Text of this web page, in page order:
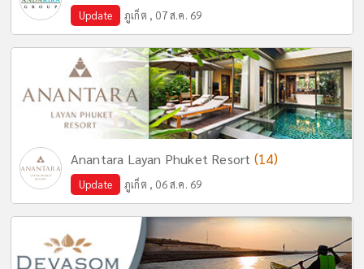
Update ภูเก็ต , 07 ส.ค. 69
Anantara Layan Phuket Resort (14)
Update ภูเก็ต , 06 ส.ค. 69